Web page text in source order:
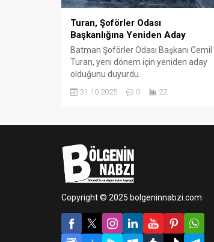
Turan, Şoförler Odası
Başkanlığına Yeniden Aday
Batman Şoförler Odası Başkanı Cemil
Turan, yeni dönem için yeniden aday
olduğunu duyurdu.
31.10.2025 0 22
Copyright © 2025 bolgeninnabzi.com